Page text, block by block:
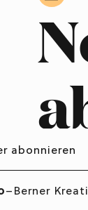
abonnieren
– Berner
Im